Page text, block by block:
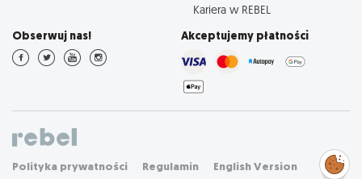
Kariera w REBEL
Obserwuj nas! Akceptujemy płatności
Polityka prywatności Regulamin English Version
Zarządzaj
preferencjami
cookies